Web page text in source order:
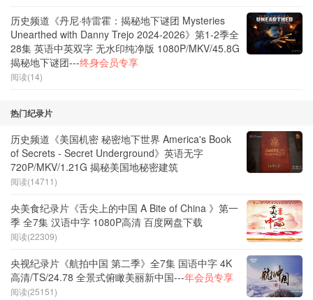
历史频道《丹尼·特雷霍：揭秘地下谜团 Mysteries
Unearthed with Danny Trejo 2024-2026》第1-2季全
28集 英语中英双字 无水印纯净版 1080P/MKV/45.8G
揭秘地下谜团---终身会员专享
阅读(14)
热门纪录片
历史频道《美国机密 秘密地下世界 America's Book
of Secrets - Secret Underground》英语无字
720P/MKV/1.21G 揭秘美国地秘密建筑
阅读(14711)
央美食纪录片《舌尖上的中国 A Bite of China 》第一
季 全7集 汉语中字 1080P高清 百度网盘下载
阅读(22309)
央视纪录片《航拍中国 第二季》全7集 国语中字 4K
高清/TS/24.78 全景式俯瞰美丽新中国---年会员专享
阅读(25151)